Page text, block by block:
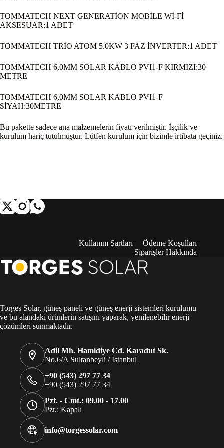
TOMMATECH NEXT GENERATİON MOBİLE Wİ-Fİ
AKSESUAR:1 ADET
TOMMATECH TRİO ATOM 5.0KW 3 FAZ İNVERTER:1 ADET
TOMMATECH 6,0MM SOLAR KABLO PVI1-F KIRMIZI:30
METRE
TOMMATECH 6,0MM SOLAR KABLO PVI1-F
SİYAH:30METRE
Bu pakette sadece ana malzemelerin fiyatı verilmiştir. İşçilik ve
kurulum hariç tutulmuştur. Lütfen kurulum için bizimle irtibata geçiniz.
Kullanım Şartları
Ödeme Koşulları
Siparişler Hakkında
Torges Solar, güneş paneli ve güneş enerji sistemleri kurulumu
ve bu alandaki ürünlerin satışını yaparak, yenilenebilir enerji
çözümleri sunmaktadır.
Adil Mh. Hamidiye Cd. Karadut Sk.
No.6/A Sultanbeyli / İstanbul
+90 (543) 297 77 34
+90 (543) 297 77 34
Pzt. - Cmt.: 09.00 - 17.00
Pzr.: Kapalı
info@torgessolar.com